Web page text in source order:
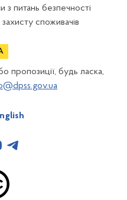
питань безпечності
споживачів
пропозиції, будь ласка,